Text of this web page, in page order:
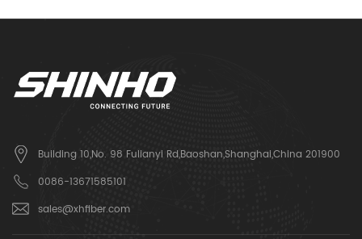
Building 10,No. 98 Fulianyi Rd,Baoshan,Shanghai,China 201900
0086-13671585101
sales@xhfiber.com